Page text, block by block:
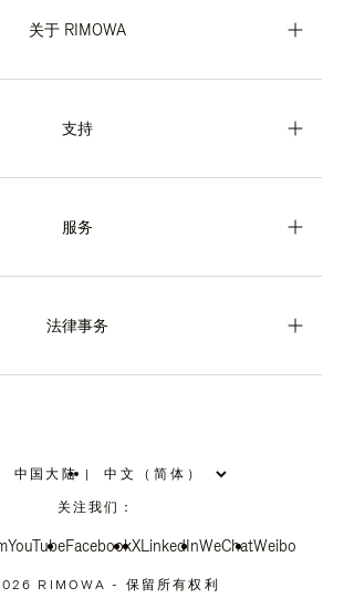
关于 RIMOWA
支持
服务
法律事务
中国大陆
请
选
您
的
|
关注我们：
YouTubeFacebookXLinkedInWeChatWeibo
RIMOWA - 保留所有权利